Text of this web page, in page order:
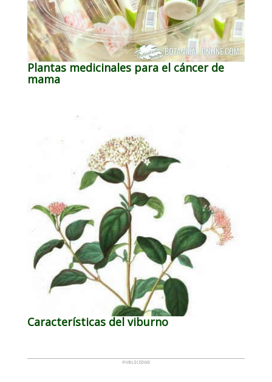
Plantas medicinales para el cáncer de
mama
Características del viburno